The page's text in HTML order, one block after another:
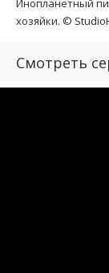
Инопланетный
хозяйки. ©
Смотреть